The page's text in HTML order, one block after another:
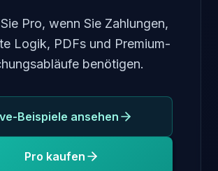
Pro, wenn Sie Zahlungen,
Logik, PDFs und Premium-
benötigen.
Beispiele ansehen
Pro kaufen